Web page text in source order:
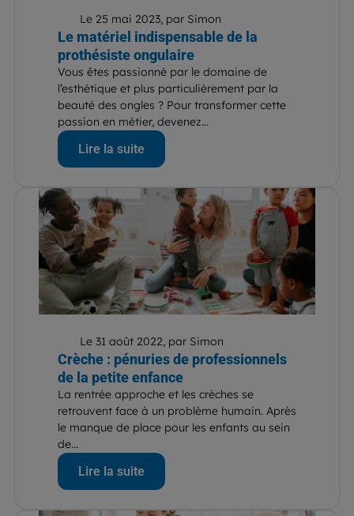
Le 25 mai 2023, par Simon
Le matériel indispensable de la
prothésiste ongulaire
Vous êtes passionné par le domaine de
l’esthétique et plus particulièrement par la
beauté des ongles ? Pour transformer cette
passion en métier, devenez...
Lire la suite
Le 31 août 2022, par Simon
Crèche : pénuries de professionnels
de la petite enfance
La rentrée approche et les crèches se
retrouvent face à un problème humain. Après
le manque de place pour les enfants au sein
de...
Lire la suite